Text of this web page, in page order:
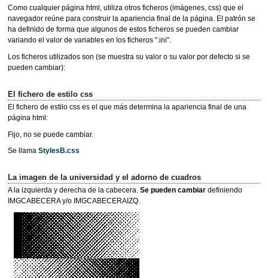
Como cualquier página html, utiliza otros ficheros (imágenes, css) que el
navegador reúne para construir la apariencia final de la página. El patrón se
ha definido de forma que algunos de estos ficheros se pueden cambiar
variando el valor de variables en los ficheros ".ini".
Los ficheros utilizados son (se muestra su valor o su valor por defecto si se
pueden cambiar):
El fichero de estilo css
El fichero de estilo css es el que más determina la apariencia final de una
página html:
Fijo, no se puede cambiar.
Se llama StylesB.css
La imagen de la universidad y el adorno de cuadros
A la izquierda y derecha de la cabecera. Se pueden cambiardefiniendo
IMGCABECERA y/o IMGCABECERAIZQ.